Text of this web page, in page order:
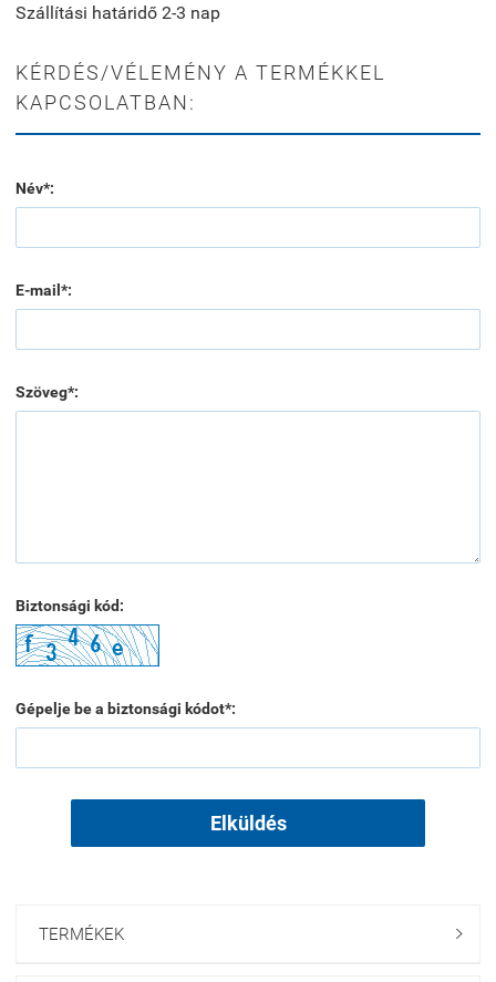
Szállítási határidő 2-3 nap
KÉRDÉS/VÉLEMÉNY A TERMÉKKEL
KAPCSOLATBAN:
Név*:
E-mail*:
Szöveg*:
Biztonsági kód:
Gépelje be a biztonsági kódot*:
Elküldés
TERMÉKEK 